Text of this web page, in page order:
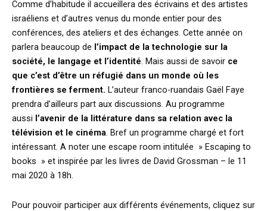
Comme d’habitude il accueillera des écrivains et des artistes
israéliens et d’autres venus du monde entier pour des
conférences, des ateliers et des échanges. Cette année on
parlera beaucoup de l’impact de la technologie sur la
société, le langage et l’identité. Mais aussi de savoir ce
que c’est d’être un réfugié dans un monde où les
frontières se ferment. L’auteur franco-ruandais Gaël Faye
prendra d’ailleurs part aux discussions. Au programme
aussi l’avenir de la littérature dans sa relation avec la
télévision et le cinéma. Bref un programme chargé et fort
intéressant. A noter une escape room intitulée » Escaping to
books » et inspirée par les livres de David Grossman – le 11
mai 2020 à 18h.
Pour pouvoir participer aux différents événements, cliquez sur